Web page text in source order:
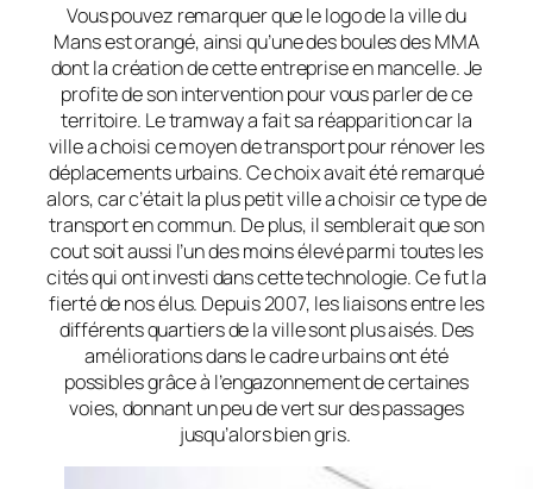
Vous pouvez remarquer que le logo de la ville du
Mans est orangé, ainsi qu’une des boules des MMA
dont la création de cette entreprise en mancelle. Je
profite de son intervention pour vous parler de ce
territoire. Le tramway a fait sa réapparition car la
ville a choisi ce moyen de transport pour rénover les
déplacements urbains. Ce choix avait été remarqué
alors, car c’était la plus petit ville a choisir ce type de
transport en commun. De plus, il semblerait que son
cout soit aussi l’un des moins élevé parmi toutes les
cités qui ont investi dans cette technologie. Ce fut la
fierté de nos élus. Depuis 2007, les liaisons entre les
différents quartiers de la ville sont plus aisés. Des
améliorations dans le cadre urbains ont été
possibles grâce à l’engazonnement de certaines
voies, donnant un peu de vert sur des passages
jusqu’alors bien gris.